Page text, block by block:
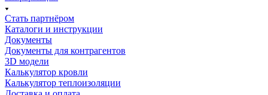
Стать партнёром
Каталоги и инструкции
Документы
Документы для контрагентов
3D модели
Калькулятор кровли
Калькулятор теплоизоляции